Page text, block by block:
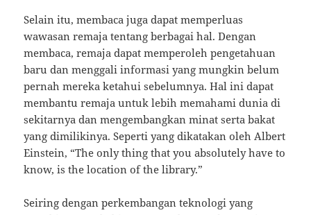
Selain itu, membaca juga dapat memperluas
wawasan remaja tentang berbagai hal. Dengan
membaca, remaja dapat memperoleh pengetahuan
baru dan menggali informasi yang mungkin belum
pernah mereka ketahui sebelumnya. Hal ini dapat
membantu remaja untuk lebih memahami dunia di
sekitarnya dan mengembangkan minat serta bakat
yang dimilikinya. Seperti yang dikatakan oleh Albert
Einstein, “The only thing that you absolutely have to
know, is the location of the library.”
Seiring dengan perkembangan teknologi yang